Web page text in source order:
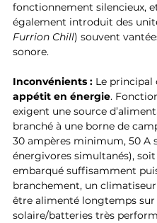
fonctionnement silencieux,
également introduit des
Furrion Chill) souvent
sonore.
Inconvénients : Le principal
appétit en énergie.
exigent une source
branché à une borne de
30 ampères minimum, 50 A
énergivores simultanés),
embarqué suffisamment
branchement, un
être alimenté longtemps
solaire/batteries très